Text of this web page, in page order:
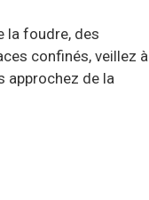
la foudre, des
confinés, veillez à
approchez de la